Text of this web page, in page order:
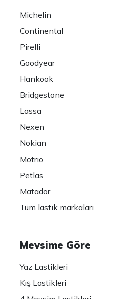
Michelin
Continental
Pirelli
Goodyear
Hankook
Bridgestone
Lassa
Nexen
Nokian
Motrio
Petlas
Matador
Tüm lastik markaları
Mevsime Göre
Yaz Lastikleri
Kış Lastikleri